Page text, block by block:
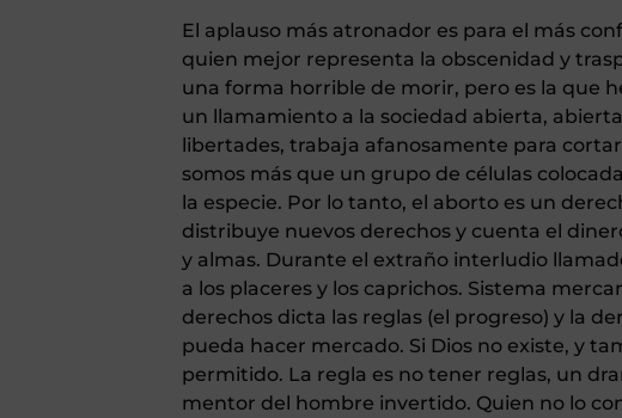
El aplauso más atronador es para el más
quien mejor representa la obscenidad y
una forma horrible de morir, pero es la que
un llamamiento a la sociedad abierta,
libertades, trabaja afanosamente para
somos más que un grupo de células
la especie. Por lo tanto, el aborto es un
distribuye nuevos derechos y cuenta el
y almas. Durante el extraño interludio
a los placeres y los caprichos. Sistema
derechos dicta las reglas (el progreso) y la
pueda hacer mercado. Si Dios no existe, y
permitido. La regla es no tener reglas, un
mentor del hombre invertido. Quien no lo